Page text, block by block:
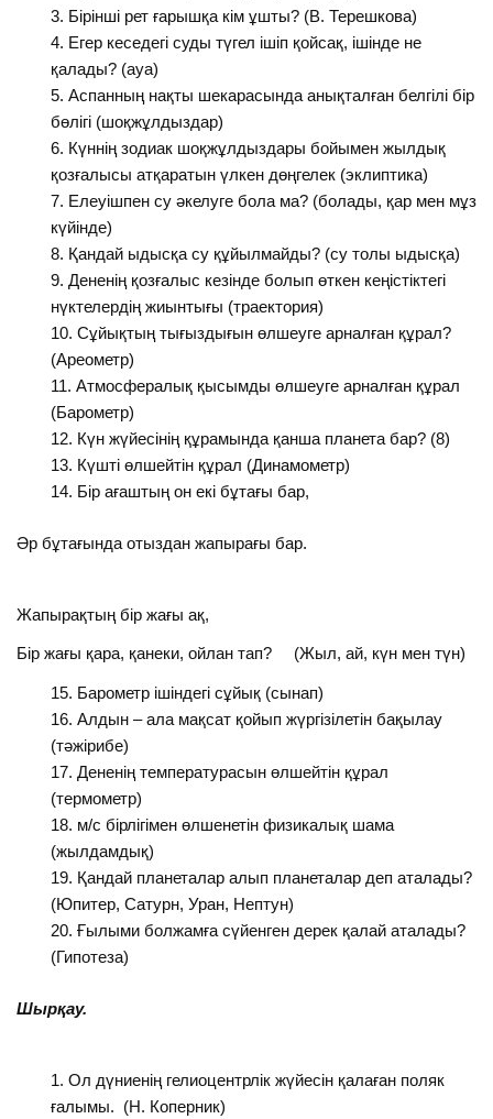
Бірінші рет ғарышқа кім ұшты? (В. Терешкова)
Егер кеседегі суды түгел ішіп қойсақ, ішінде не
қалады? (ауа)
Аспанның нақты шекарасында анықталған белгілі бір
бөлігі (шоқжұлдыздар)
Күннің зодиак шоқжұлдыздары бойымен жылдық
қозғалысы атқаратын үлкен дөңгелек (эклиптика)
Елеуішпен су әкелуге бола ма? (болады, қар мен мұз
күйінде)
Қандай ыдысқа су құйылмайды? (су толы ыдысқа)
Дененің қозғалыс кезінде болып өткен кеңістіктегі
нүктелердің жиынтығы (траектория)
Сұйықтың тығыздығын өлшеуге арналған құрал?
(Ареометр)
Атмосфералық қысымды өлшеуге арналған құрал
(Барометр)
Күн жүйесінің құрамында қанша планета бар? (8)
Күшті өлшейтін құрал (Динамометр)
Бір ағаштың он екі бұтағы бар,
Әр бұтағында отыздан жапырағы бар.
Жапырақтың бір жағы ақ,
Бір жағы қара, қанеки, ойлан тап? (Жыл, ай, күн мен түн)
Барометр ішіндегі сұйық (сынап)
Алдын – ала мақсат қойып жүргізілетін бақылау
(тәжірибе)
Дененің температурасын өлшейтін құрал
(термометр)
м/с бірлігімен өлшенетін физикалық шама
(жылдамдық)
Қандай планеталар алып планеталар деп аталады?
(Юпитер, Сатурн, Уран, Нептун)
Ғылыми болжамға сүйенген дерек қалай аталады?
(Гипотеза)
Шырқау.
Ол дүниенің гелиоцентрлік жүйесін қалаған поляк
ғалымы. (Н. Коперник)